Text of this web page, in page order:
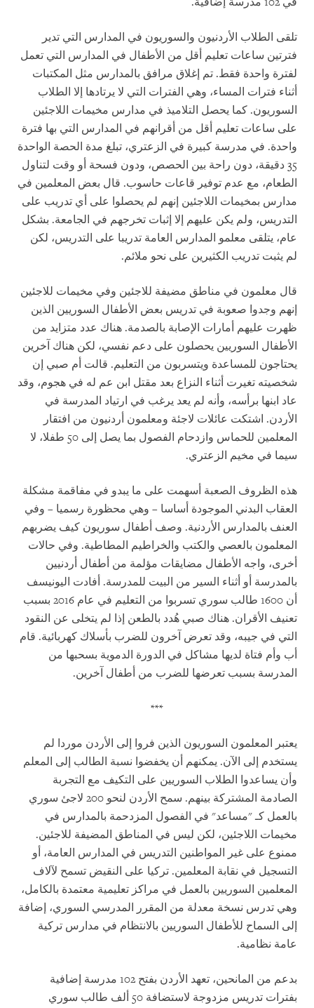
تلقى الطلاب الأردنيون والسوريون في المدارس التي تدير
فترتين ساعات تعليم أقل من الأطفال في المدارس التي تعمل
لفترة واحدة فقط. تم إغلاق مرافق بالمدارس مثل المكتبات
أثناء فترات المساء، وهي الفترات التي لا يرتادها إلا الطلاب
السوريون. كما يحصل التلاميذ في مدارس مخيمات اللاجئين
على ساعات تعليم أقل من أقرانهم في المدارس التي بها فترة
واحدة. في مدرسة كبيرة في الزعتري، تبلغ مدة الحصة الواحدة
35 دقيقة، دون راحة بين الحصص، ودون فسحة أو وقت لتناول
الطعام، مع عدم توفير قاعات حاسوب. قال بعض المعلمين في
مدارس بمخيمات اللاجئين إنهم لم يحصلوا على أي تدريب على
التدريس، ولم يكن عليهم إلا إثبات تخرجهم في الجامعة. بشكل
عام، يتلقى معلمو المدارس العامة تدريبا على التدريس، لكن
لم يثبت تدريب الكثيرين على نحو ملائم.
قال معلمون في مناطق مضيفة للاجئين وفي مخيمات للاجئين
إنهم وجدوا صعوبة في تدريس بعض الأطفال السوريين الذين
ظهرت عليهم أمارات الإصابة بالصدمة. هناك عدد متزايد من
الأطفال السوريين يحصلون على دعم نفسي، لكن هناك آخرين
يحتاجون للمساعدة ويتسربون من التعليم. قالت أم صبي إن
شخصيته تغيرت أثناء النزاع بعد مقتل ابن عم له في هجوم، وقد
عاد ابنها برأسه، وأنه لم يعد يرغب في ارتياد المدرسة في
الأردن. اشتكت عائلات لاجئة ومعلمون أردنيون من افتقار
المعلمين للحماس وازدحام الفصول بما يصل إلى 50 طفلا، لا
سيما في مخيم الزعتري.
هذه الظروف الصعبة أسهمت على ما يبدو في مفاقمة مشكلة
العقاب البدني الموجودة أساسا – وهي محظورة رسميا – وفي
العنف بالمدارس الأردنية. وصف أطفال سوريون كيف يضربهم
المعلمون بالعصي والكتب والخراطيم المطاطية. وفي حالات
أخرى، واجه الأطفال مضايقات مؤلمة من أطفال أردنيين
بالمدرسة أو أثناء السير من البيت للمدرسة. أفادت اليونيسف
أن 1600 طالب سوري تسربوا من التعليم في عام 2016 بسبب
تعنيف الأقران. هناك صبي هُدد بالطعن إذا لم يتخلى عن النقود
التي في جيبه، وقد تعرض آخرون للضرب بأسلاك كهربائية. قام
أب وأم فتاة لديها مشاكل في الدورة الدموية بسحبها من
المدرسة بسبب تعرضها للضرب من أطفال آخرين.
***
يعتبر المعلمون السوريون الذين فروا إلى الأردن موردا لم
يستخدم إلى الآن. يمكنهم أن يخفضوا نسبة الطالب إلى المعلم
وأن يساعدوا الطلاب السوريين على التكيف مع التجربة
الصادمة المشتركة بينهم. سمح الأردن لنحو 200 لاجئ سوري
بالعمل كـ "مساعد" في الفصول المزدحمة بالمدارس في
مخيمات اللاجئين، لكن ليس في المناطق المضيفة للاجئين.
ممنوع على غير المواطنين التدريس في المدارس العامة، أو
التسجيل في نقابة المعلمين. تركيا على النقيض تسمح لآلاف
المعلمين السوريين بالعمل في مراكز تعليمية معتمدة بالكامل،
وهي تدرس نسخة معدلة من المقرر المدرسي السوري، إضافة
إلى السماح للأطفال السوريين بالانتظام في مدارس تركية
عامة نظامية.
بدعم من المانحين، تعهد الأردن بفتح 102 مدرسة إضافية
بفترات تدريس مزدوجة لاستضافة 50 ألف طالب سوري